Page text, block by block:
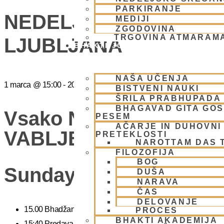
PARKIRANJE
MEDIJI
ZGODOVINA
TRGOVINA
BHAKTI JOGA
NAŠA UČENJA
BISTVENI NAUKI
ŠRILA PRABHUPADA
BHAGAVAD GITA
PESEM
AČARJE IN
PRETEKLOSTI
NAROTTAM DAS
FILOZOFIJA
BOG
DUŠA
NARAVA
ČAS
DELOVANJE
PROCES
BHAKTI AKADEMIJA
NEDELJSKO
LJUBLJANA
1 marca @ 15:00 - 20:00
Vsako Nedeljo Mini
VABLJENI (Žibertova
Sunday Feast
15.00 Bhadžani – duhovna glasba